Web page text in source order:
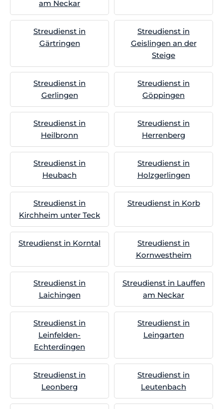
am Neckar
Streudienst in
Gärtringen
Streudienst in
Geislingen an der
Steige
Streudienst in
Gerlingen
Streudienst in
Göppingen
Streudienst in
Heilbronn
Streudienst in
Herrenberg
Streudienst in
Heubach
Streudienst in
Holzgerlingen
Streudienst in
Kirchheim unter Teck
Streudienst in Korb
Streudienst in Korntal
Streudienst in
Kornwestheim
Streudienst in
Laichingen
Streudienst in Lauffen
am Neckar
Streudienst in
Leinfelden-
Echterdingen
Streudienst in
Leingarten
Streudienst in
Leonberg
Streudienst in
Leutenbach